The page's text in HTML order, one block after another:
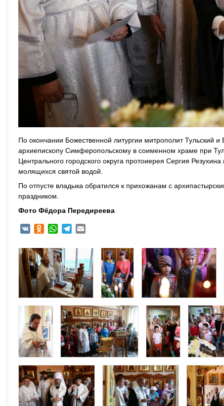
По окончании Божественной литургии митрополит Тульский
архиепископу Симферопольскому в соименном храме при
Центрального городского округа протоиерея Сергия
молящихся святой водой.
По отпусте владыка обратился к прихожанам с
праздником.
Фото Фёдора Передиреева
VK Odnoklassniki
WhatsAppTelegram